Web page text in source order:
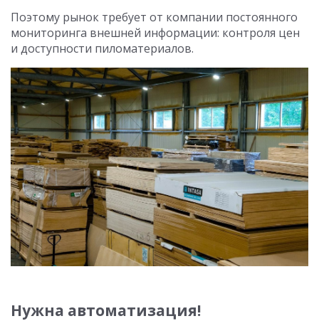
Поэтому рынок требует от компании постоянного
мониторинга внешней информации: контроля цен
и доступности пиломатериалов.
Нужна автоматизация!